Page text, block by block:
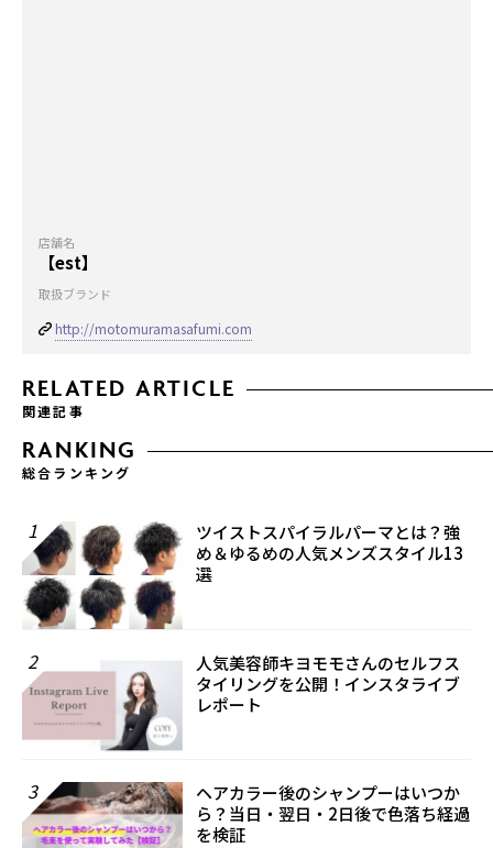
店舗名
【est】
取扱ブランド
http://motomuramasafumi.com
RELATED ARTICLE
関連記事
RANKING
総合ランキング
1
ツイストスパイラルパーマとは？強
め＆ゆるめの人気メンズスタイル13
選
2
人気美容師キヨモモさんのセルフス
タイリングを公開！インスタライブ
レポート
3
ヘアカラー後のシャンプーはいつか
ら？当日・翌日・2日後で色落ち経過
を検証